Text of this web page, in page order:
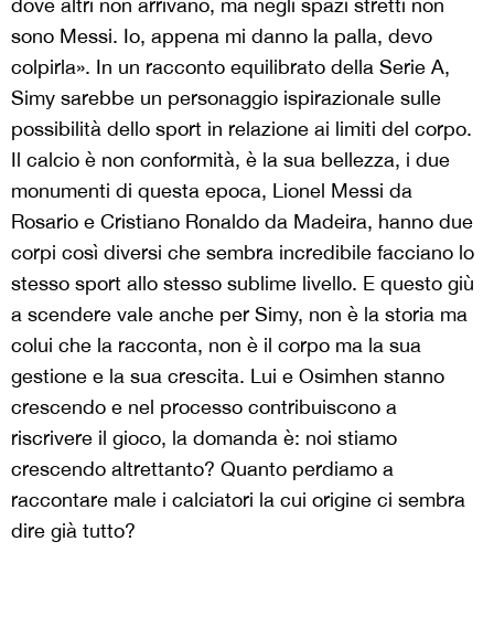
dove altri non arrivano, ma negli spazi stretti non
sono Messi. Io, appena mi danno la palla, devo
colpirla». In un racconto equilibrato della Serie A,
Simy sarebbe un personaggio ispirazionale sulle
possibilità dello sport in relazione ai limiti del corpo.
Il calcio è non conformità, è la sua bellezza, i due
monumenti di questa epoca, Lionel Messi da
Rosario e Cristiano Ronaldo da Madeira, hanno due
corpi così diversi che sembra incredibile facciano lo
stesso sport allo stesso sublime livello. E questo giù
a scendere vale anche per Simy, non è la storia ma
colui che la racconta, non è il corpo ma la sua
gestione e la sua crescita. Lui e Osimhen stanno
crescendo e nel processo contribuiscono a
riscrivere il gioco, la domanda è: noi stiamo
crescendo altrettanto? Quanto perdiamo a
raccontare male i calciatori la cui origine ci sembra
dire già tutto?